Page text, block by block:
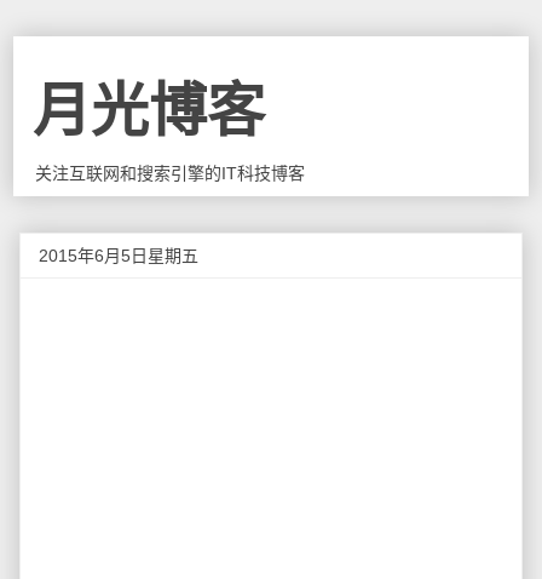
月光博客
关注互联网和搜索引擎的IT科技博客
2015年6月5日星期五